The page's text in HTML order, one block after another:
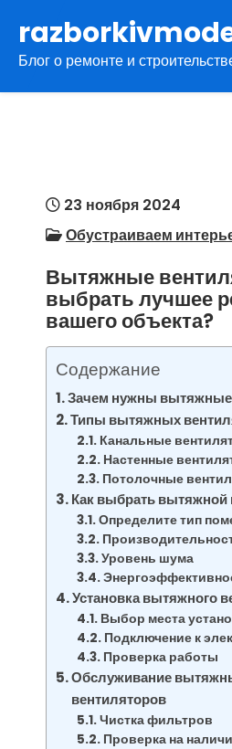
содержимому
Блог о ремонте и
23 ноября 2024
Обустраиваем
Вытяжные
выбрать лучшее
вашего объекта?
Содержание
Зачем нужны
Типы вытяжных
Канальные
Настенные
Потолочные
Как выбрать вытяжной
Определите тип
Уровень шума
Установка вытяжного
Выбор места
Подключение к
Проверка работы
Обслуживание
вентиляторов
Чистка фильтров
Проверка на